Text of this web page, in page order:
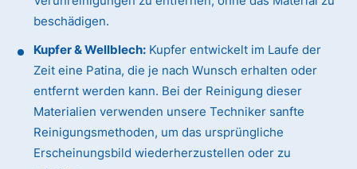
beschädigen.
Kupfer & Wellblech: Kupfer entwickelt im Laufe der
Zeit eine Patina, die je nach Wunsch erhalten oder
entfernt werden kann. Bei der Reinigung dieser
Materialien verwenden unsere Techniker sanfte
Reinigungsmethoden, um das ursprüngliche
Erscheinungsbild wiederherzustellen oder zu